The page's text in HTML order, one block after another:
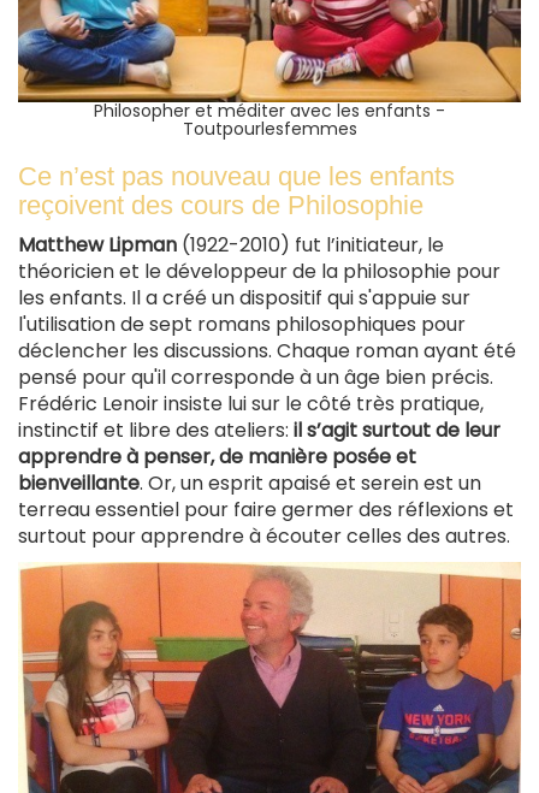
Philosopher et méditer avec les enfants -
Toutpourlesfemmes
Ce n’est pas nouveau que les enfants
reçoivent des cours de Philosophie
Matthew Lipman (1922-2010) fut l’initiateur, le
théoricien et le développeur de la philosophie pour
les enfants. Il a créé un dispositif qui s'appuie sur
l'utilisation de sept romans philosophiques pour
déclencher les discussions. Chaque roman ayant été
pensé pour qu'il corresponde à un âge bien précis.
Frédéric Lenoir insiste lui sur le côté très pratique,
instinctif et libre des ateliers: il s’agit surtout de leur
apprendre à penser, de manière posée et
bienveillante. Or, un esprit apaisé et serein est un
terreau essentiel pour faire germer des réflexions et
surtout pour apprendre à écouter celles des autres.